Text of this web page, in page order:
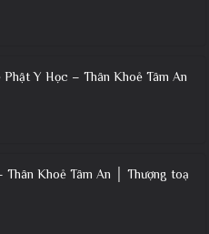
Y Học – Thân Khoẻ Tâm An
Khoẻ Tâm An │ Thượng toạ